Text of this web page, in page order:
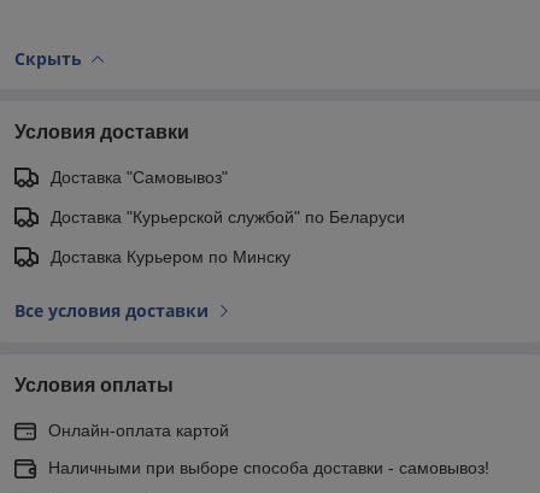
Скрыть
Условия доставки
Доставка "Самовывоз"
Доставка "Курьерской службой" по Беларуси
Доставка Курьером по Минску
Все условия доставки
Условия оплаты
Онлайн-оплата картой
Наличными при выборе способа доставки - самовывоз!